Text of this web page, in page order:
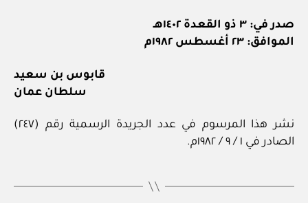
صدر في: ٣ ذو القعدة ١٤٠٢هـ
الموافق: ٢٣ أغسطس ١٩٨٢م
قابوس بن سعيد
سلطان عمان
نشر هذا المرسوم في عدد الجريدة الرسمية رقم (٢٤٧)
الصادر في ١ / ٩ / ١٩٨٢م.